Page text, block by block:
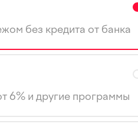
без кредита от банка
6% и другие программы